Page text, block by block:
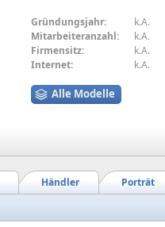
Gründungsjahr:
k.A.
Mitarbeiteranzahl:
k.A.
Firmensitz:
k.A.
Internet:
k.A.
Alle Modelle
Porträt
Händler